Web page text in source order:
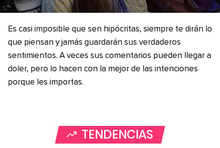
Es casi imposible que sen hipócritas, siempre te dirán lo
que piensan y jamás guardarán sus verdaderos
sentimientos. A veces sus comentarios pueden llegar a
doler, pero lo hacen con la mejor de las intenciones
porque les importas.
TENDENCIAS